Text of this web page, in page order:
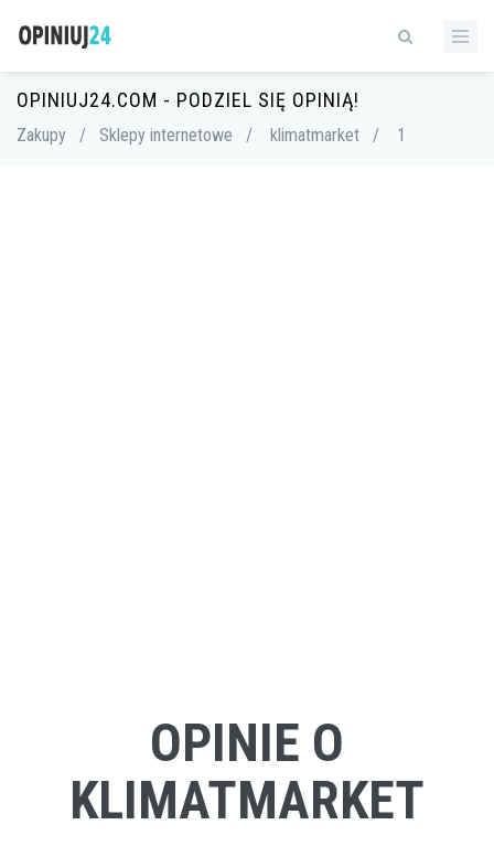
OPINIUJ24.COM - PODZIEL SIĘ OPINIĄ!
Zakupy / Sklepy internetowe / klimatmarket / 1
OPINIE O
KLIMATMARKET